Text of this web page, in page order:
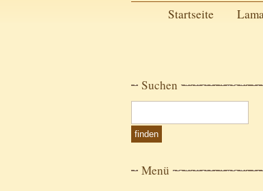
Startseite
Suchen
Menü